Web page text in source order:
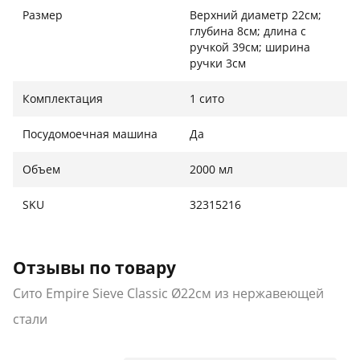
Размер
Верхний диаметр 22см;
глубина 8см; длина с
ручкой 39см; ширина
ручки 3см
Комплектация 1 сито
Посудомоечная машина Да
Объем 2000 мл
SKU 32315216
Отзывы по товару
Сито Empire Sieve Classic Ø22см из нержавеющей
стали